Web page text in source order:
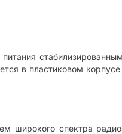
в пластиковом
широкого спектра